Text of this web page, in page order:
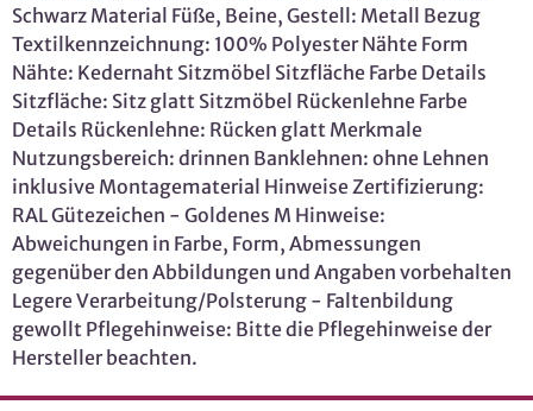
Schwarz Material Füße, Beine, Gestell: Metall Bezug
Textilkennzeichnung: 100% Polyester Nähte Form
Nähte: Kedernaht Sitzmöbel Sitzfläche Farbe Details
Sitzfläche: Sitz glatt Sitzmöbel Rückenlehne Farbe
Details Rückenlehne: Rücken glatt Merkmale
Nutzungsbereich: drinnen Banklehnen: ohne Lehnen
inklusive Montagematerial Hinweise Zertifizierung:
RAL Gütezeichen - Goldenes M Hinweise:
Abweichungen in Farbe, Form, Abmessungen
gegenüber den Abbildungen und Angaben vorbehalten
Legere Verarbeitung/Polsterung - Faltenbildung
gewollt Pflegehinweise: Bitte die Pflegehinweise der
Hersteller beachten.